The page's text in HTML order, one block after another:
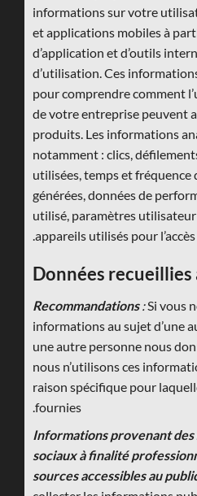
informations sur votre
et applications mobiles à
d’application et d’outils
d’utilisation. Ces
pour comprendre comment
de votre entreprise peuvent
produits. Les informations
notamment : clics,
utilisées, temps et fréquence
générées, données de
utilisé, paramètres
appareils utilisés pour l’accès.
Données recueillies
Recommandations :Si vous
informations au sujet d’une
une autre personne nous
nous n’utilisons ces
raison spécifique pour
fournies.
Informations provenant des
sociaux à finalité
sources accessibles au